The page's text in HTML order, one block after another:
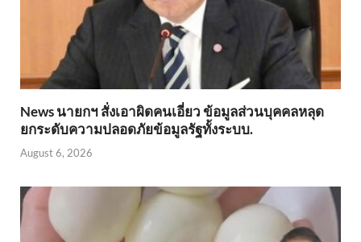
News นายกฯ สั่งเอาผิดคนเอี่ยว ข้อมูลส่วนบุคคลหลุด
ยกระดับความปลอดภัยข้อมูลรัฐทั้งระบบ.
August 6, 2026